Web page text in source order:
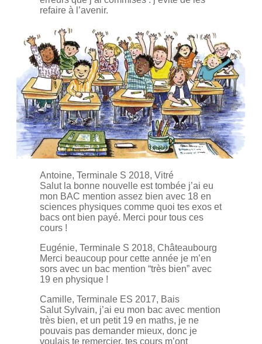
refaire à l’avenir.
Antoine, Terminale S 2018, Vitré
Salut la bonne nouvelle est tombée j’ai eu
mon BAC mention assez bien avec 18 en
sciences physiques comme quoi tes exos et
bacs ont bien payé. Merci pour tous ces
cours !
Eugénie, Terminale S 2018, Châteaubourg
Merci beaucoup pour cette année je m’en
sors avec un bac mention “très bien” avec
19 en physique !
Camille, Terminale ES 2017, Bais
Salut Sylvain, j’ai eu mon bac avec mention
très bien, et un petit 19 en maths, je ne
pouvais pas demander mieux, donc je
voulais te remercier, tes cours m’ont